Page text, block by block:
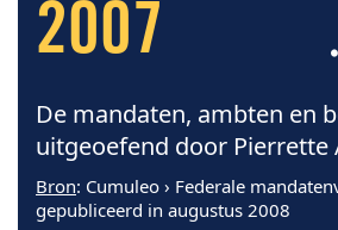
2007
De mandaten, ambten en
uitgeoefend door Pierrette
Bron: Cumuleo › Federale
gepubliceerd in augustus 2008